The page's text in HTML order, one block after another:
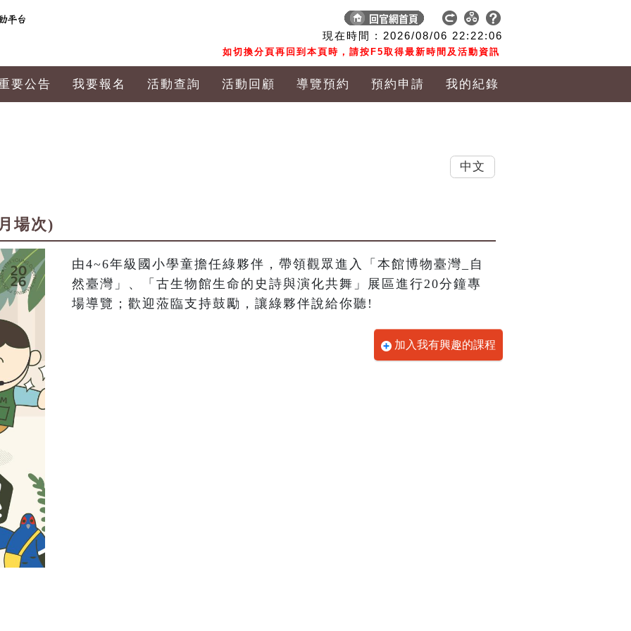
現在時間 : 2026/08/06 22:22:07
如切換分頁再回到本頁時，請按F5取得最新時間及活動資訊
要公告 我要報名 活動查詢 活動回顧 導覽預約 預約申請 我的紀錄
場次)
由4~6年級國小學童擔任綠夥伴，帶領觀眾進入「本館博物臺灣_自
然臺灣」、「古生物館生命的史詩與演化共舞」展區進行20分鐘專
場導覽；歡迎蒞臨支持鼓勵，讓綠夥伴說給你聽!
加入我有興趣的課程